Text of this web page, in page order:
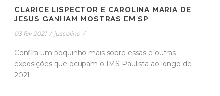
CLARICE LISPECTOR E CAROLINA MARIA DE
JESUS GANHAM MOSTRAS EM SP
03 fev 2021 / juscelino /
Confira um poquinho mais sobre essas e outras
exposições que ocupam o IMS Paulista ao longo de
2021